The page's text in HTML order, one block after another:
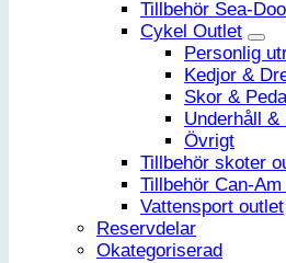
Tillbehör Sea-Doo
Cykel Outlet
Personlig
Kedjor &
Skor &
Underhåll &
Övrigt
Tillbehör skoter
Tillbehör Can-
Vattensport outlet
Reservdelar
Okategoriserad